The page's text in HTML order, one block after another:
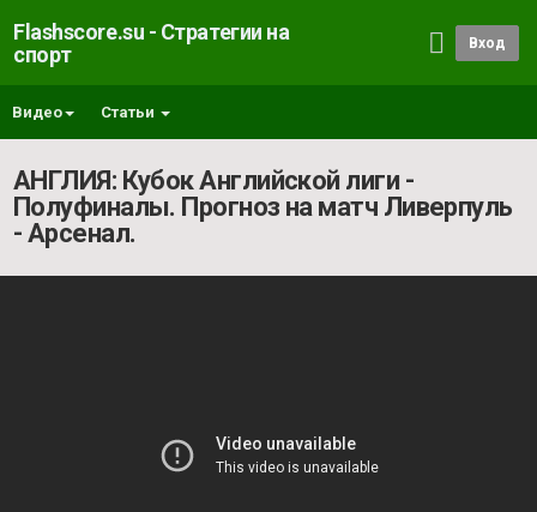
Flashscore.su - Стратегии на
спорт
Вход
Видео Статьи
АНГЛИЯ: Кубок Английской лиги -
Полуфиналы. Прогноз на матч Ливерпуль
- Арсенал.